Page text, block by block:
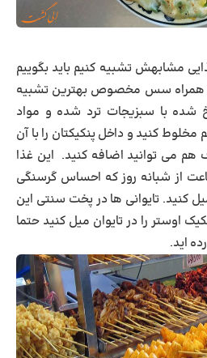
مشابهش تشبیه کنیم باید بگوییم
همراه سس مخصوص بهترین تشبیه
با سبزیجات ترد شده و مواد
مخلوط کنید و داخل پنکیکتان را با آن
هم می توانید اضافه کنید. این غذا
از شبانه روز که احساس گرسنگی
کنید. تایوانی ها در پخت سنتی این
اوستر را در تایوان میل کنید حتما
اید.